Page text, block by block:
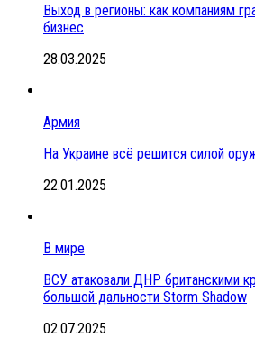
Выход в регионы: как компаниям
бизнес
28.03.2025
Армия
На Украине всё решится силой
22.01.2025
В мире
ВСУ атаковали ДНР британскими
большой дальности Storm Shadow
02.07.2025